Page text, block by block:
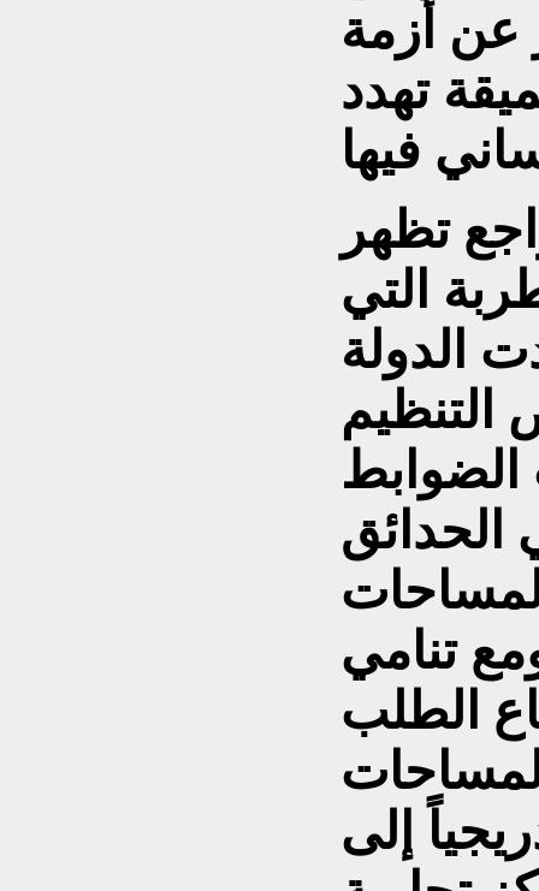
عن أزمة
تهدد
تظهر
التي
الدولة
التنظيم
الضوابط
الحدائق
تنامي
الطلب
إلى